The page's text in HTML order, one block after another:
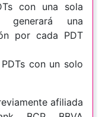
con una sola
generará una
por cada PDT
con un solo
afiliada